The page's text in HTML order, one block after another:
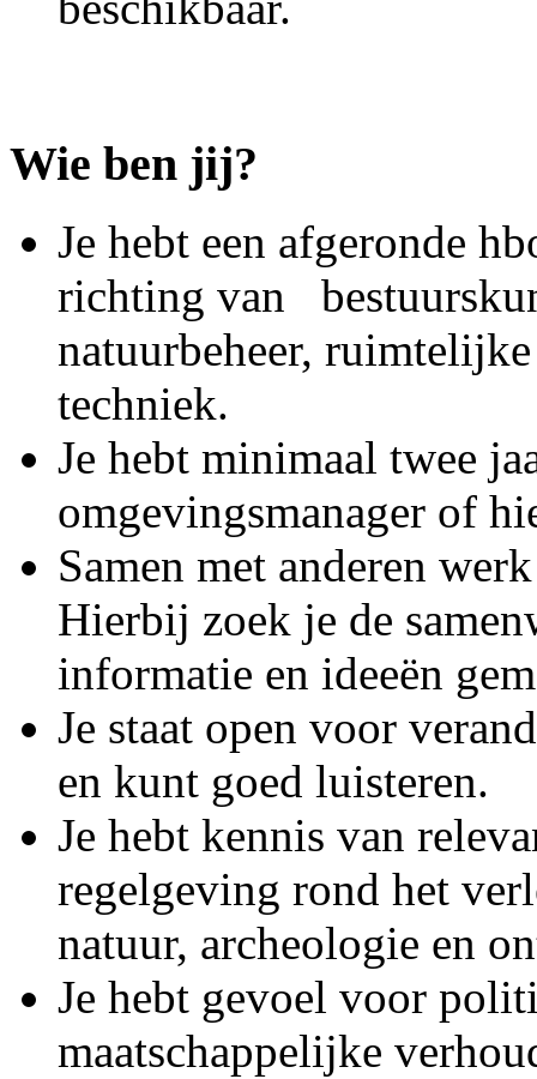
Wie ben jij?
Je hebt een afgeronde
richting van
natuurbeheer,
techniek.
Je hebt minimaal twee
omgevingsmanager of
Samen met anderen
Hierbij zoek je de
informatie en ideeën
Je staat open voor
en kunt goed luisteren.
Je hebt kennis van
regelgeving rond het
natuur, archeologie en
Je hebt gevoel voor
maatschappelijke